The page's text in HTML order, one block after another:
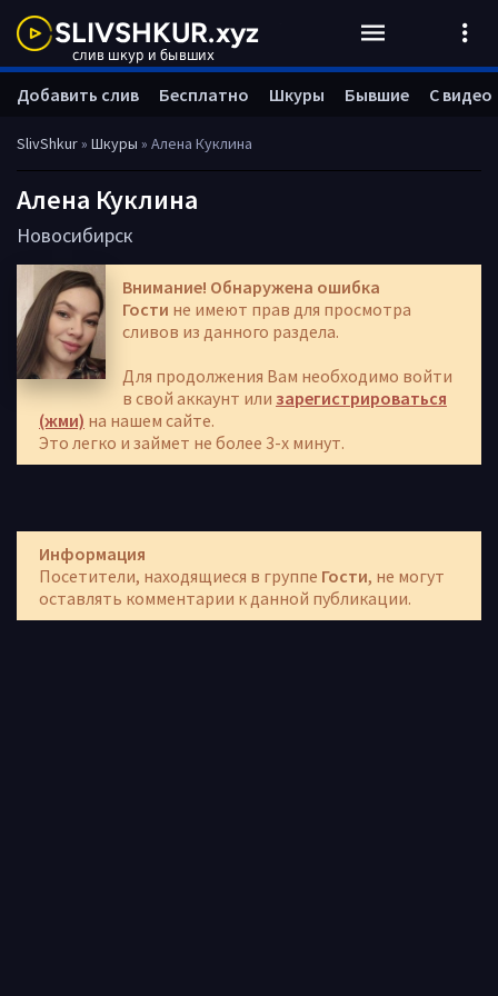
SlivShkur» Шкуры » Алена Куклина
Алена Куклина
Новосибирск
Внимание! Обнаружена ошибка
Гости не имеют прав для просмотра
сливов из данного раздела.
Для продолжения Вам необходимо войти
в свой аккаунт или зарегистрироваться
(жми) на нашем сайте.
Это легко и займет не более 3-х минут.
Информация
Посетители, находящиеся в группе Гости, не могут
оставлять комментарии к данной публикации.
Добавить слив Бесплатно Шкуры Бывшие С видео